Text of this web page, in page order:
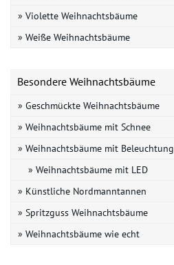
» Violette Weihnachtsbäume
» Weiße Weihnachtsbäume
Besondere Weihnachtsbäume
» Geschmückte Weihnachtsbäume
» Weihnachtsbäume mit Schnee
» Weihnachtsbäume mit Beleuchtung
» Weihnachtsbäume mit LED
» Künstliche Nordmanntannen
» Spritzguss Weihnachtsbäume
» Weihnachtsbäume wie echt